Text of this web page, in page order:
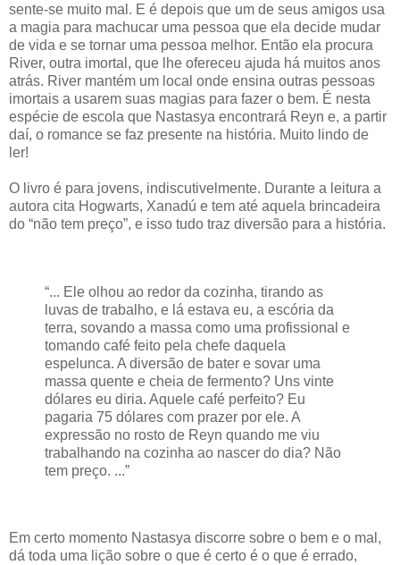
sente-se muito mal. E é depois que um de seus amigos usa
a magia para machucar uma pessoa que ela decide mudar
de vida e se tornar uma pessoa melhor. Então ela procura
River, outra imortal, que lhe ofereceu ajuda há muitos anos
atrás. River mantém um local onde ensina outras pessoas
imortais a usarem suas magias para fazer o bem. É nesta
espécie de escola que Nastasya encontrará Reyn e, a partir
daí, o romance se faz presente na história. Muito lindo de
ler!
O livro é para jovens, indiscutivelmente. Durante a leitura a
autora cita Hogwarts, Xanadú e tem até aquela brincadeira
do “não tem preço”, e isso tudo traz diversão para a história.
“... Ele olhou ao redor da cozinha, tirando as
luvas de trabalho, e lá estava eu, a escória da
terra, sovando a massa como uma profissional e
tomando café feito pela chefe daquela
espelunca. A diversão de bater e sovar uma
massa quente e cheia de fermento? Uns vinte
dólares eu diria. Aquele café perfeito? Eu
pagaria 75 dólares com prazer por ele. A
expressão no rosto de Reyn quando me viu
trabalhando na cozinha ao nascer do dia? Não
tem preço. ...”
Em certo momento Nastasya discorre sobre o bem e o mal,
dá toda uma lição sobre o que é certo é o que é errado,